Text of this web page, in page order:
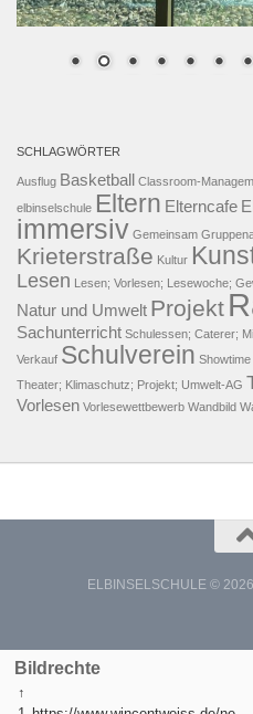
SCHLAGWÖRTER
Ausflug Basketball Classroom-
elbinselschule Eltern Elterncafe
immersiv Gemeinsam
Krieterstraße Kultur
Lesen
Lesen; Vorlesen; Lesewoche;
Natur und Umwelt Projekt
Sachunterricht Schulessen; Caterer;
Verkauf Schulverein Showtime
Theater; Klimaschutz; Projekt; Umwelt-AG
Vorlesen Vorlesewettbewerb Wandbild
ELBINSELSCHULE ©
Bildrechte
↑